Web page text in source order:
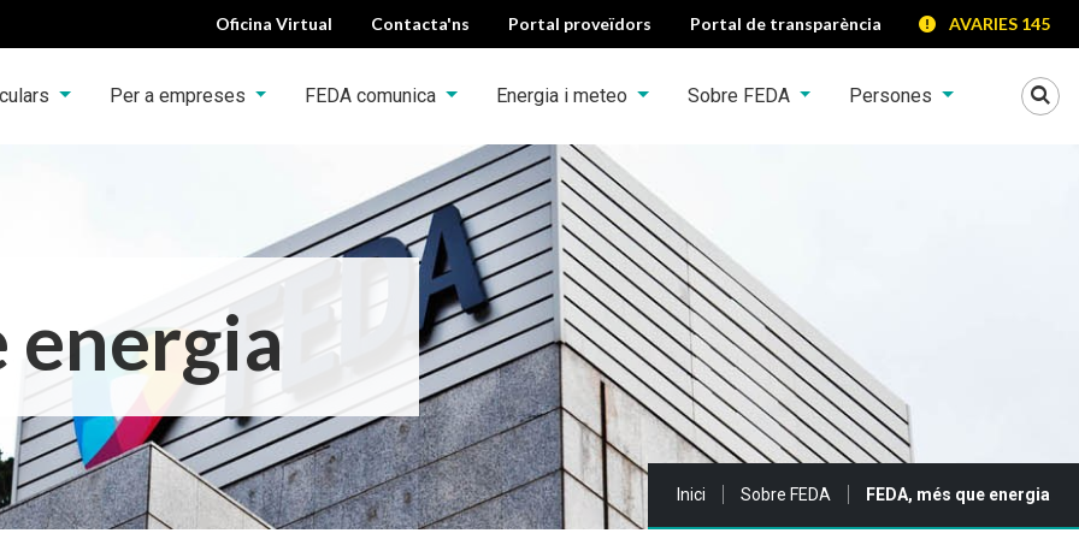
Oficina Virtual Contacta'ns Portal proveïdors Portal de transparència AVARIES 145
Per a empreses FEDA comunica Energia i meteo Sobre FEDA Persones
energia
Sou a:
Inici Sobre FEDA FEDA, més que energia